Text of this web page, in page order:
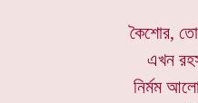
কৈশোর,
এখন
নির্মম